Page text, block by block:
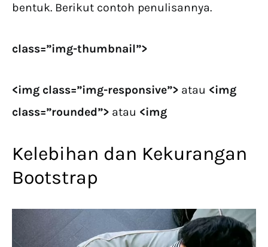
bentuk. Berikut contoh penulisannya.
class=”img-thumbnail”>
<img class=”img-responsive”> atau <img
class=”rounded”> atau <img
Kelebihan dan Kekurangan
Bootstrap